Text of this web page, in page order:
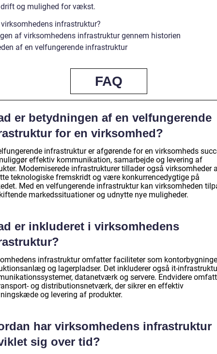
og mulighed for vækst.
infrastruktur?
af virksomhedens infrastruktur gennem historien
af en velfungerende infrastruktur
FAQ
er betydningen af en velfungerende
for en virksomhed?
infrastruktur er afgørende for en virksomheds
effektiv kommunikation, samarbejde og levering af
Moderniserede infrastrukturer tillader også virksomheder
teknologiske fremskridt og være konkurrencedygtige på
Med en velfungerende infrastruktur kan virksomheden
markedssituationer og udnytte nye muligheder.
er inkluderet i virksomhedens
infrastruktur omfatter faciliteter som
og lagerpladser. Det inkluderer også it-
datanetværk og servere. Endvidere
og distributionsnetværk, der sikrer en effektiv
og levering af produkter.
har virksomhedens infrastruktur
sig over tid?